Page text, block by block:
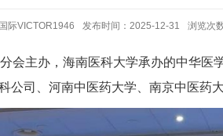
际VICTOR1946 发布时间：2025-12-31 浏览次
会主办，海南医科大学承办的中华
司、河南中医药大学、南京中医药